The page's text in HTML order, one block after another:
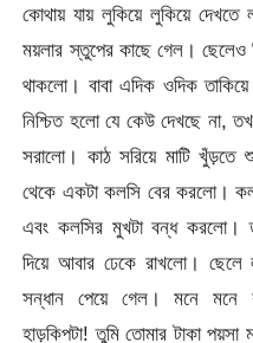
কোথায় যায় লুকিয়ে লুকিয়ে দেখতে
ময়লার স্তুপের কাছে গেল। ছেলেও
থাকলো। বাবা এদিক ওদিক
নিশ্চিত হলো যে কেউ দেখছে না,
সরালো। কাঠ সরিয়ে মাটি খুঁড়তে
থেকে একটা কলসি বের করলো।
এবং কলসির মুখটা বন্ধ করলো।
দিয়ে আবার ঢেকে রাখলো। ছেলে
সন্ধান পেয়ে গেল। মনে মনে
হাড়কিপটা! তুমি তোমার টাকা পয়সা